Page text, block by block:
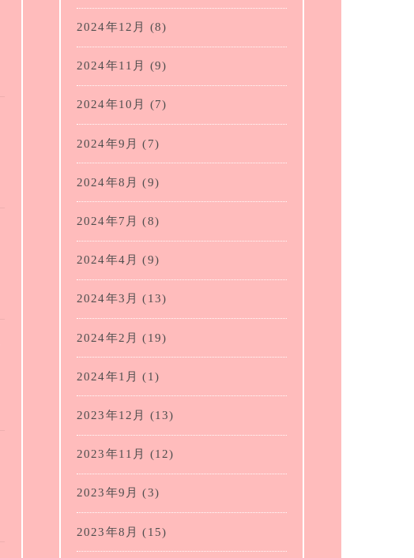
2024年12月 (8)
2024年11月 (9)
2024年10月 (7)
2024年9月 (7)
2024年8月 (9)
2024年7月 (8)
2024年4月 (9)
2024年3月 (13)
2024年2月 (19)
2024年1月 (1)
2023年12月 (13)
2023年11月 (12)
2023年9月 (3)
2023年8月 (15)